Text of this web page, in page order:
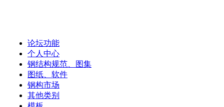
论坛功能
个人中心
钢结构规范、图集
图纸、软件
钢构市场
其他类别